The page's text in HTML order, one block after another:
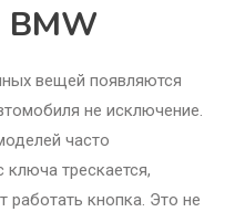
BMW
вещей появляются
не исключение.
часто
ключа трескается,
работать кнопка. Это не